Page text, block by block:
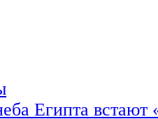
Египта встают